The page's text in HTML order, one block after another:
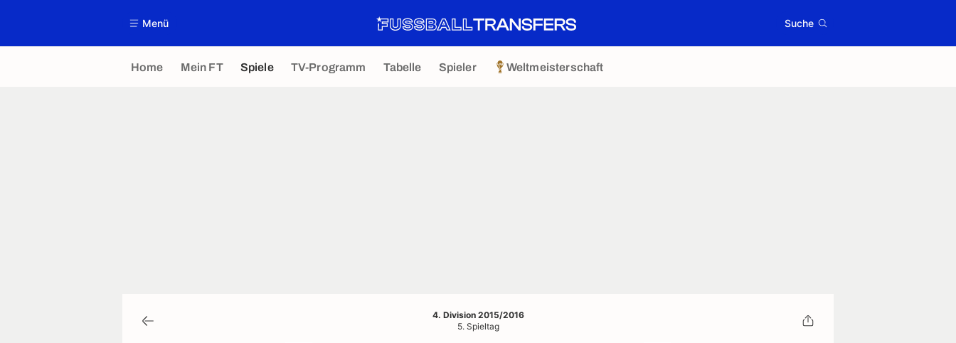
Menü Suche
Home Mein FT Spiele TV-Programm Tabelle Spieler Weltmeisterschaft
4. Division 2015/2016
5. Spieltag